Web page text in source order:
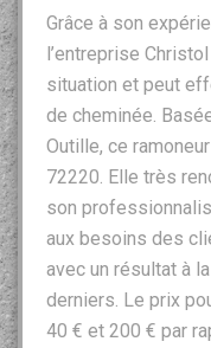
Grâce à son
l’entreprise
situation et peut
de cheminée.
Outille, ce
72220. Elle très
son
aux besoins des
avec un résultat à
derniers. Le prix
40 € et 200 € par